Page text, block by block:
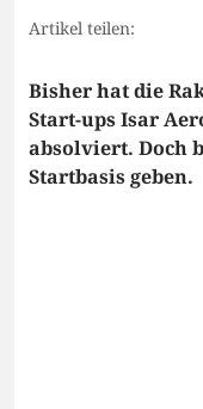
Artikel teilen:
Bisher hat die
Start-ups Isar
absolviert. Doch
Startbasis geben.